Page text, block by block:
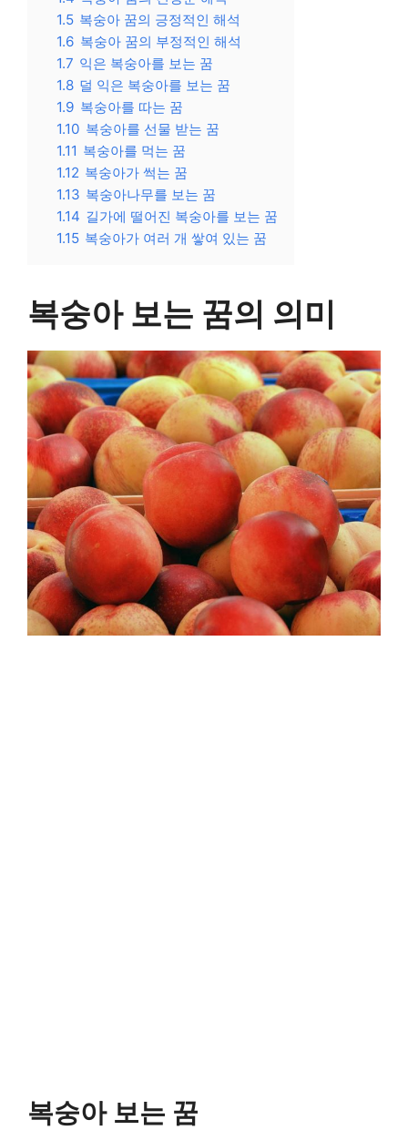
1.5 복숭아 꿈의 긍정적인 해석
1.6 복숭아 꿈의 부정적인 해석
1.7 익은 복숭아를 보는 꿈
1.8 덜 익은 복숭아를 보는 꿈
1.9 복숭아를 따는 꿈
1.10 복숭아를 선물 받는 꿈
1.11 복숭아를 먹는 꿈
1.12 복숭아가 썩는 꿈
1.13 복숭아나무를 보는 꿈
1.14 길가에 떨어진 복숭아를 보는 꿈
1.15 복숭아가 여러 개 쌓여 있는 꿈
복숭아 보는 꿈의 의미
복숭아 보는 꿈